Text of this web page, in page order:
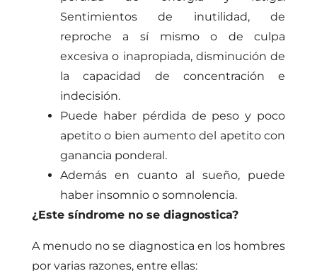
Sentimientos de inutilidad, de
reproche a sí mismo o de culpa
excesiva o inapropiada, disminución de
la capacidad de concentración e
indecisión.
Puede haber pérdida de peso y poco
apetito o bien aumento del apetito con
ganancia ponderal.
Además en cuanto al sueño, puede
haber insomnio o somnolencia.
¿Este síndrome no se diagnostica?
A menudo no se diagnostica en los hombres
por varias razones, entre ellas: